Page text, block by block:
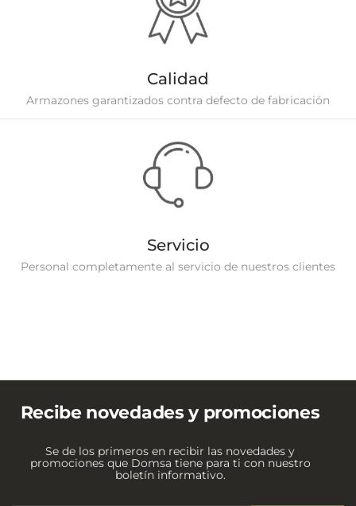
Calidad
Armazones garantizados contra defecto de fabricación
Servicio
Personal completamente al servicio de nuestros clientes
Recibe novedades y promociones
Se de los primeros en recibir las novedades y
promociones que Domsa tiene para ti con nuestro
boletín informativo.